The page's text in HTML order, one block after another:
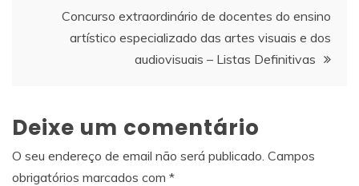
artigos
Concurso extraordinário de docentes do ensino
artístico especializado das artes visuais e dos
audiovisuais – Listas Definitivas
Deixe um comentário
O seu endereço de email não será publicado. Campos
obrigatórios marcados com *